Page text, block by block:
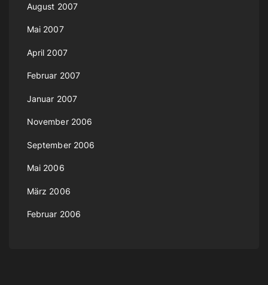
August 2007
Mai 2007
April 2007
Februar 2007
Januar 2007
November 2006
September 2006
Mai 2006
März 2006
Februar 2006